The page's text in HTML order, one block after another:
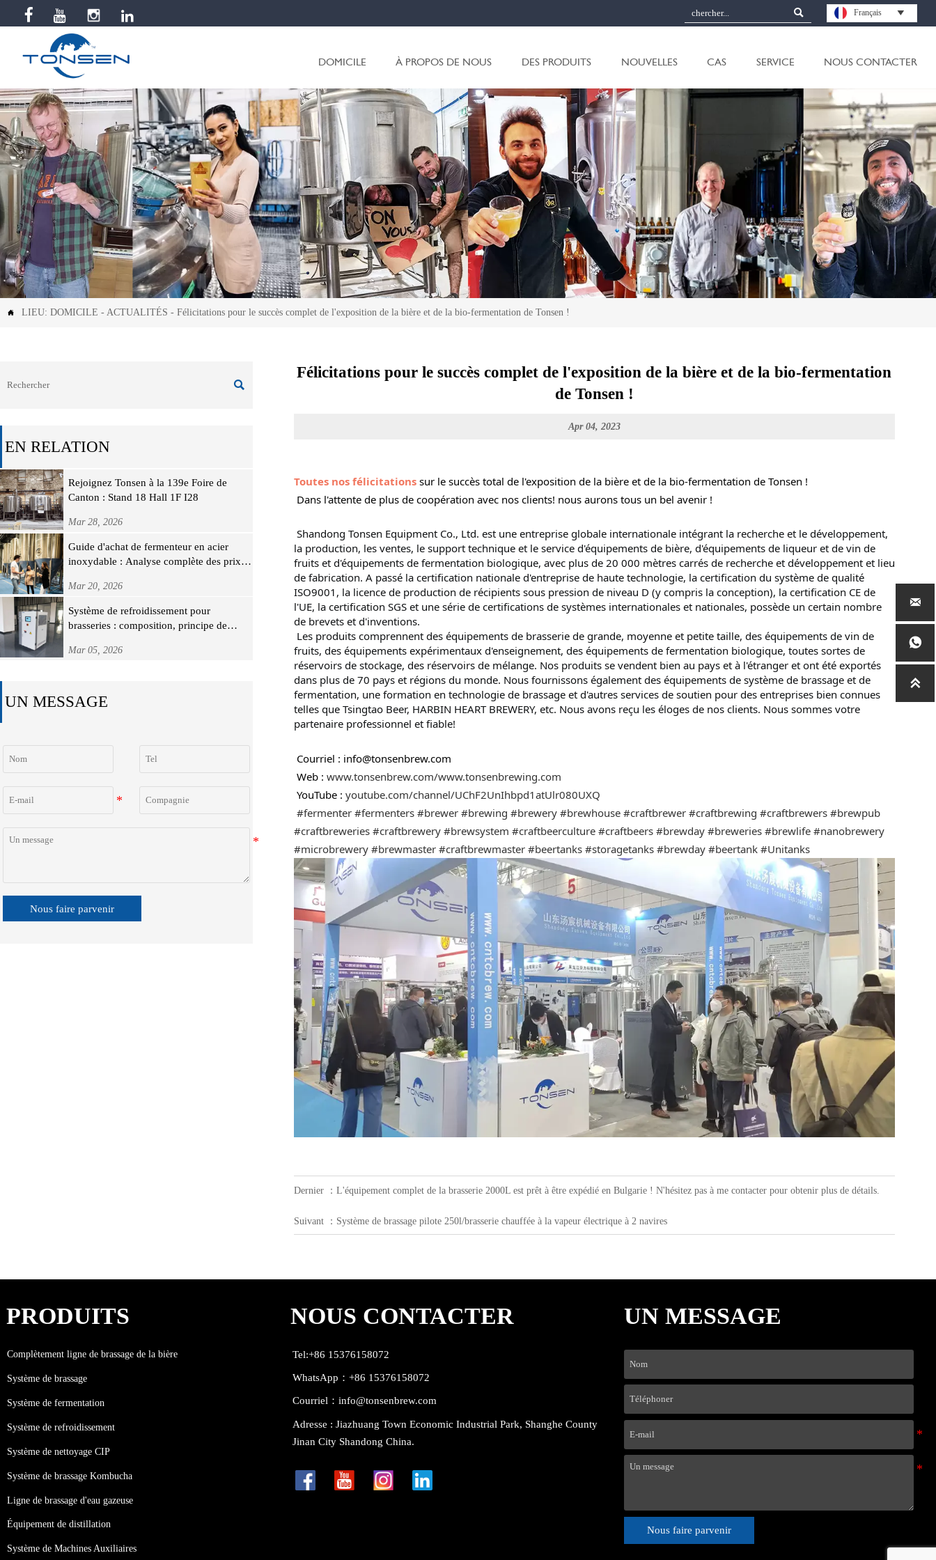
    Français 
DOMICILE À PROPOS DE NOUS DES PRODUITS NOUVELLES CAS SERVICE NOUS CONTACTER
 LIEU: DOMICILE - ACTUALITÉS - Félicitations pour le succès complet de l'exposition de la bière et de la bio-fermentation de Tonsen !

EN RELATION
Rejoignez Tonsen à la 139e Foire de
Canton : Stand 18 Hall 1F I28
Mar 28, 2026
Guide d'achat de fermenteur en acier
inoxydable : Analyse complète des prix,
fabricant
Mar 20, 2026
Système de refroidissement pour
brasseries : composition, principe de
Mar 05, 2026
UN MESSAGE
Nous faire parvenir
Félicitations pour le succès complet de l'exposition de la bière et de la bio-fermentation
de Tonsen !
Apr 04, 2023
Toutes nos félicitations sur le succès total de l'exposition de la bière et de la bio-fermentation de Tonsen !
Dans l'attente de plus de coopération avec nos clients! nous aurons tous un bel avenir !
Shandong Tonsen Equipment Co., Ltd. est une entreprise globale internationale intégrant la recherche et le développement,
la production, les ventes, le support technique et le service d'équipements de bière, d'équipements de liqueur et de vin de
fruits et d'équipements de fermentation biologique, avec plus de 20 000 mètres carrés de recherche et développement et lieu
de fabrication. A passé la certification nationale d'entreprise de haute technologie, la certification du système de qualité
ISO9001, la licence de production de récipients sous pression de niveau D (y compris la conception), la certification CE de
l'UE, la certification SGS et une série de certifications de systèmes internationales et nationales, possède un certain nombre
de brevets et d'inventions.
Les produits comprennent des équipements de brasserie de grande, moyenne et petite taille, des équipements de vin de
fruits, des équipements expérimentaux d'enseignement, des équipements de fermentation biologique, toutes sortes de
réservoirs de stockage, des réservoirs de mélange. Nos produits se vendent bien au pays et à l'étranger et ont été exportés
dans plus de 70 pays et régions du monde. Nous fournissons également des équipements de système de brassage et de
fermentation, une formation en technologie de brassage et d'autres services de soutien pour des entreprises bien connues
telles que Tsingtao Beer, HARBIN HEART BREWERY, etc. Nous avons reçu les éloges de nos clients. Nous sommes votre
partenaire professionnel et fiable!
Courriel : info@tonsenbrew.com
Web : www.tonsenbrew.com/www.tonsenbrewing.com
YouTube : youtube.com/channel/UChF2UnIhbpd1atUlr080UXQ
#fermenter #fermenters #brewer #brewing #brewery #brewhouse #craftbrewer #craftbrewing #craftbrewers #brewpub
#craftbreweries #craftbrewery #brewsystem #craftbeerculture #craftbeers #brewday #breweries #brewlife #nanobrewery
#microbrewery #brewmaster #craftbrewmaster #beertanks #storagetanks #brewday #beertank #Unitanks
Dernier ： L'équipement complet de la brasserie 2000L est prêt à être expédié en Bulgarie ! N'hésitez pas à me contacter pour obtenir plus de détails.
Suivant ： Système de brassage pilote 250l/brasserie chauffée à la vapeur électrique à 2 navires
PRODUITS
Complètement ligne de brassage de la bière
Système de brassage
Système de fermentation
Système de refroidissement
Système de nettoyage CIP
Système de brassage Kombucha
Ligne de brassage d'eau gazeuse
Équipement de distillation
Système de Machines Auxiliaires
NOUS CONTACTER
Tel:+86 15376158072
WhatsApp：+86 15376158072
Courriel：info@tonsenbrew.com
Adresse : Jiazhuang Town Economic Industrial Park, Shanghe County
Jinan City Shandong China.
UN MESSAGE
Nous faire parvenir


